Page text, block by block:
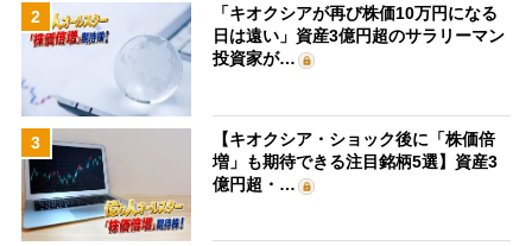
2
「キオクシアが再び株価10万円になる
日は遠い」資産3億円超のサラリーマン
投資家が…
3
【キオクシア・ショック後に「株価倍
増」も期待できる注目銘柄5選】資産3
億円超・…